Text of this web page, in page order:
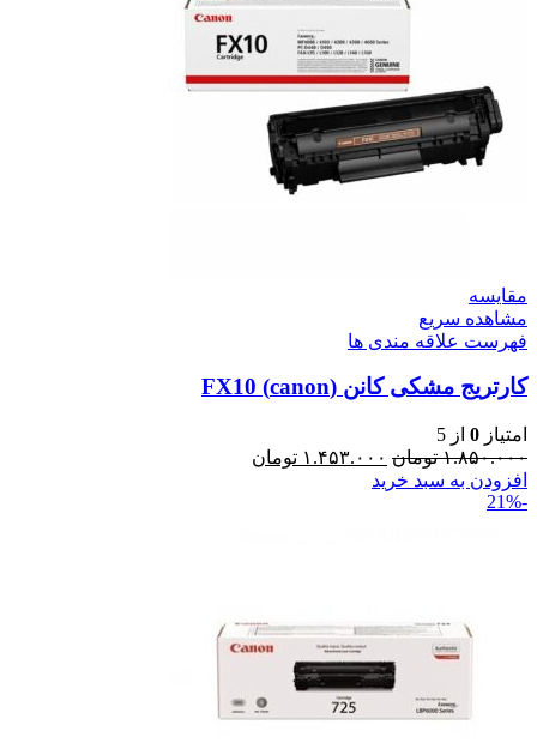
مقایسه
مشاهده سریع
فهرست علاقه مندی ها
کارتریج مشکی کانن (canon) FX10
امتیاز 0 از 5
۱.۸۵۰.۰۰۰ تومان ۱.۴۵۳.۰۰۰ تومان
افزودن به سبد خرید
-21%